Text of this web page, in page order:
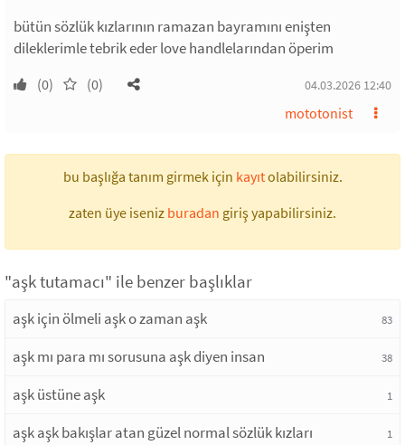
bütün sözlük kızlarının ramazan bayramını enişten
dileklerimle tebrik eder love handlelarından öperim
(0) (0) 04.03.2026 12:40
mototonist
bu başlığa tanım girmek için kayıtolabilirsiniz.
zaten üye iseniz buradan giriş yapabilirsiniz.
"aşk tutamacı" ile benzer başlıklar
aşk için ölmeli aşk o zaman aşk 83
aşk mı para mı sorusuna aşk diyen insan 38
aşk üstüne aşk 1
aşk aşk bakışlar atan güzel normal sözlük kızları 1